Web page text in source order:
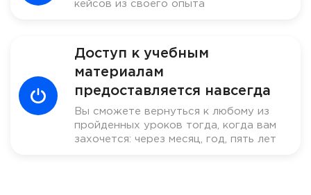
кейсов из своего опыта
Доступ к учебным
материалам
предоставляется навсегда
Вы сможете вернуться к любому из
пройденных уроков тогда, когда вам
захочется: через месяц, год, пять лет